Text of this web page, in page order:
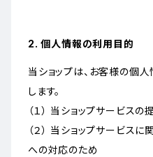
2. 個人情報の利用目的
当ショップは、お客様の個
します。
（１） 当ショップサービスの
（２） 当ショップサービス
への対応のため